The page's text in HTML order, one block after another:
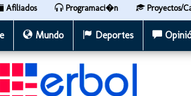
Afiliados Programaci�n Proyectos/
Mundo Deportes